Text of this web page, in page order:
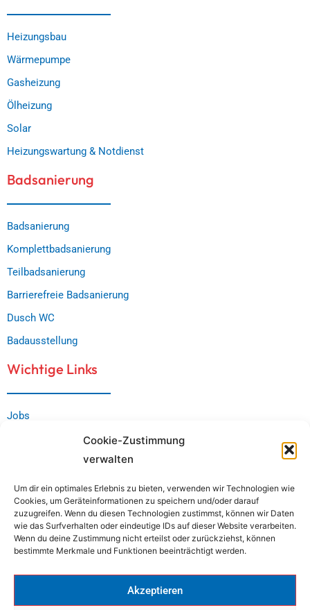
Cookie-Zustimmung
verwalten
Um dir ein optimales Erlebnis zu bieten, verwenden wir Technologien wie
Cookies, um Geräteinformationen zu speichern und/oder darauf
zuzugreifen. Wenn du diesen Technologien zustimmst, können wir Daten
wie das Surfverhalten oder eindeutige IDs auf dieser Website verarbeiten.
Wenn du deine Zustimmung nicht erteilst oder zurückziehst, können
bestimmte Merkmale und Funktionen beeinträchtigt werden.
Akzeptieren
Heizungsbau
Wärmepumpe
Gasheizung
Ölheizung
Solar
Heizungswartung & Notdienst
Badsanierung
Badsanierung
Komplettbadsanierung
Teilbadsanierung
Barrierefreie Badsanierung
Dusch WC
Badausstellung
Wichtige Links
Jobs
Datenschutz
Cookie-Richtlinie (EU)
Downloads
Serviceanfrage
Barrierefreiheit